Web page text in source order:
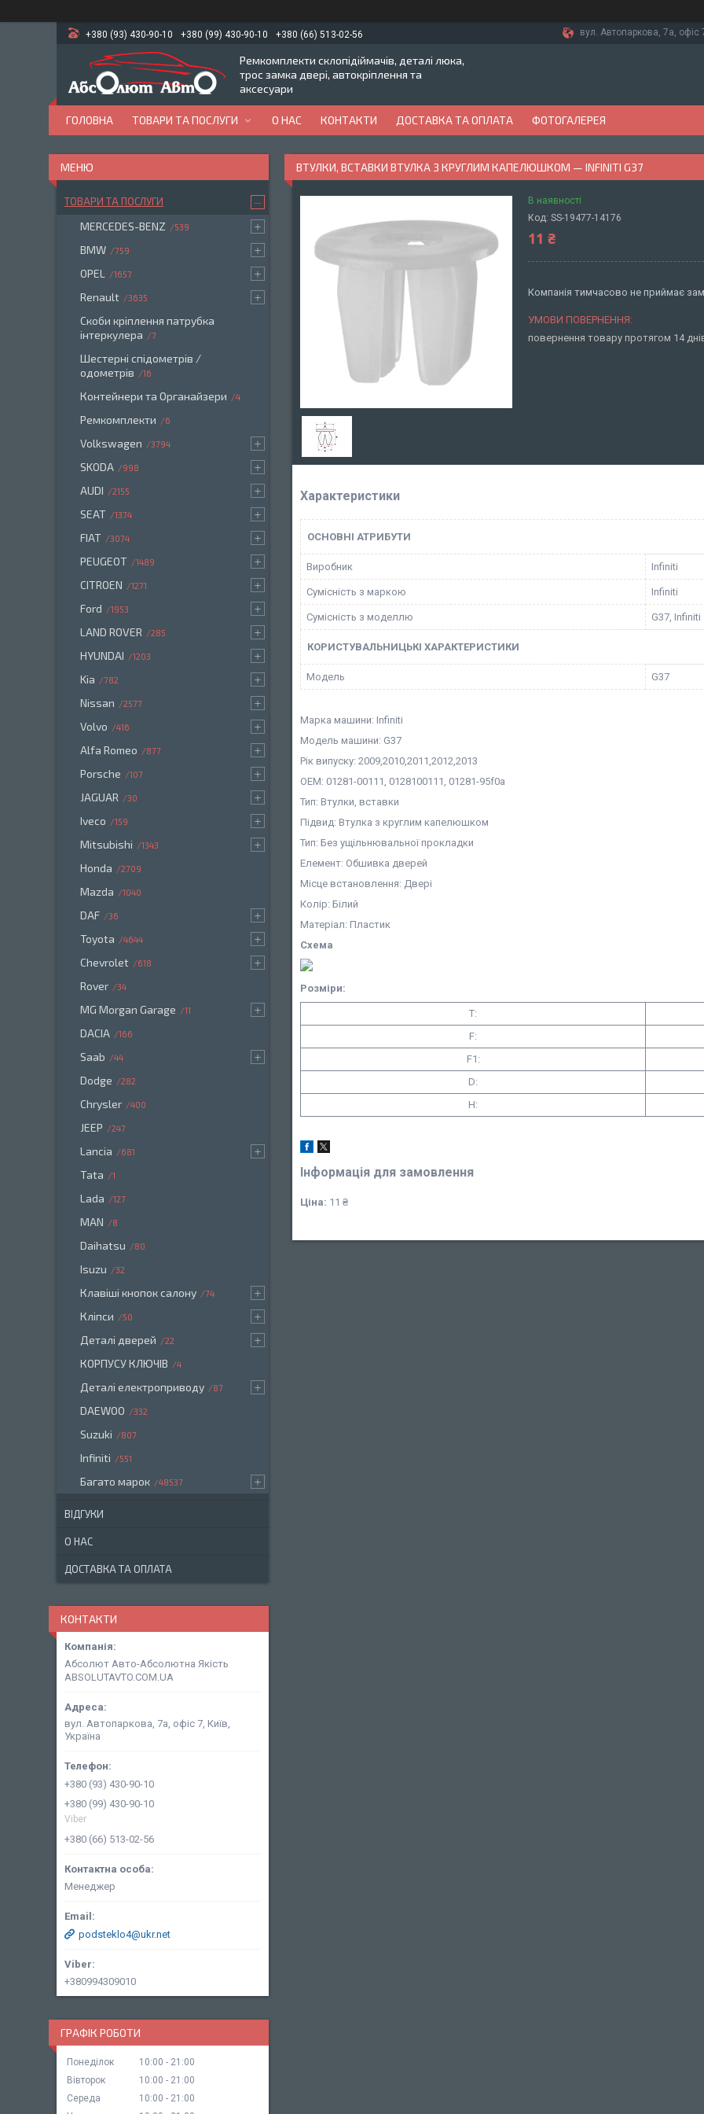
+380 (93) 430-90-10 +380 (99) 430-90-10 +380 (66) 513-02-56 вул. Автопаркова, 7а, офіс
Ремкомплекти склопідіймачів, деталі люка,
трос замка двері, автокріплення та
аксесуари
ГОЛОВНА ТОВАРИ ТА ПОСЛУГИ О НАС КОНТАКТИ ДОСТАВКА ТА ОПЛАТА ФОТОГАЛЕРЕЯ
ВТУЛКИ, ВСТАВКИ ВТУЛКА З КРУГЛИМ КАПЕЛЮШКОМ — INFINITI G37
В наявності
Код: SS-19477-14176
11 ₴
Компанія тимчасово не приймає
повернення товару протягом 14
Характеристики
ОСНОВНІ АТРИБУТИ
Виробник Infiniti
Сумісність з маркою Infiniti
Сумісність з моделлю G37, Infiniti
КОРИСТУВАЛЬНИЦЬКІ ХАРАКТЕРИСТИКИ
Мoдель G37
Марка машини: Infiniti
Модель машини: G37
Рік випуску: 2009,2010,2011,2012,2013
OEM: 01281-00111, 0128100111, 01281-95f0a
Тип: Втулки, вставки
Підвид: Втулка з круглим капелюшком
Тип: Без ущільнювальної прокладки
Елемент: Обшивка дверей
Місце встановлення: Двері
Колір: Білий
Матеріал: Пластик
Схема
Розміри:
T:
F:
F1:
D:
H:
Інформація для замовлення
Ціна: 11 ₴
ТОВАРИ ТА ПОСЛУГИ
MERCEDES-BENZ 539
BMW 759
OPEL 1657
Renault 3635
Скоби кріплення патрубка
інтеркулера
7
Шестерні спідометрів /
одометрів
16
Контейнери та Органайзери 4
Ремкомплекти 6
Volkswagen 3794
SKODA 998
AUDI 2155
SEAT 1374
FIAT 3074
PEUGEOT 1489
CITROEN 1271
Ford 1953
LAND ROVER 285
HYUNDAI 1203
Kia 782
Nissan 2577
Volvo 416
Alfa Romeo 877
Porsche 107
JAGUAR 30
Iveco 159
Mitsubishi 1343
Honda 2709
Mazda 1040
DAF 36
Toyota 4644
Chevrolet 618
Rover 34
MG Morgan Garage 11
DACIA 166
Saab 44
Dodge 282
Chrysler 400
JEEP 247
Lancia 681
Tata 1
Lada 127
MAN 8
Daihatsu 80
Isuzu 32
Клавіші кнопок салону 74
Кліпси 50
Деталі дверей 22
КОРПУСУ КЛЮЧІВ 4
Деталі електроприводу 87
DAEWOO 332
Suzuki 807
Infiniti 551
Багато марок 48537
ВІДГУКИ
О НАС
ДОСТАВКА ТА ОПЛАТА
КОНТАКТИ
Абсолют Авто-Абсолютна Якість
ABSOLUTAVTO.COM.UA
вул. Автопаркова, 7а, офіс 7, Київ,
Україна
+380 (93) 430-90-10
+380 (99) 430-90-10
Viber
+380 (66) 513-02-56
Менеджер
podsteklo4@ukr.net
+380994309010
ГРАФІК РОБОТИ
Понеділок 10:00
21:00
Вівторок
10:00
21:00
Середа
10:00
21:00